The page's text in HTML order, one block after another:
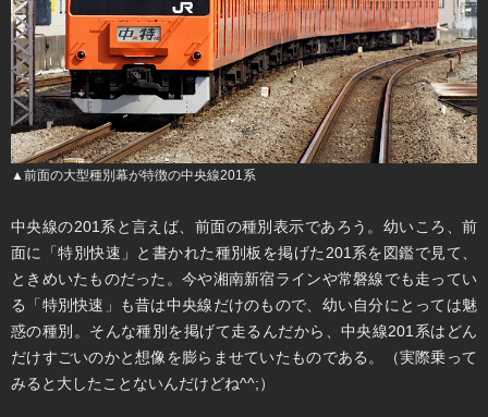
▲前面の大型種別幕が特徴の中央線201系
中央線の201系と言えば、前面の種別表示であろう。幼いころ、前
面に「特別快速」と書かれた種別板を掲げた201系を図鑑で見て、
ときめいたものだった。今や湘南新宿ラインや常磐線でも走ってい
る「特別快速」も昔は中央線だけのもので、幼い自分にとっては魅
惑の種別。そんな種別を掲げて走るんだから、中央線201系はどん
だけすごいのかと想像を膨らませていたものである。（実際乗って
みると大したことないんだけどね^^;）